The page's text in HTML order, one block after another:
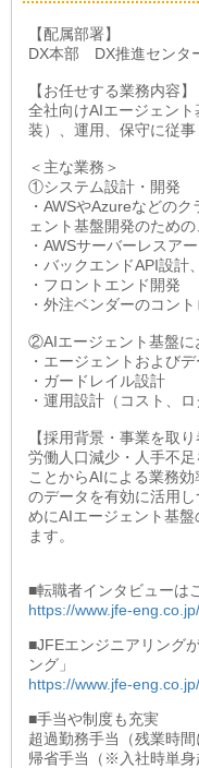
【配属部署】
DX本部 DX推進センタ
【お任せする業務内容】
全社向けAIエージェン
装）、運用、保守に従事
＜主な業務＞
①システム設計・開発
・AWSやAzureなどの
ェント基盤開発のため
・AWSサーバーレスア
・バックエンドAPI設計
・フロントエンド開発
・外注ベンダーのコン
②AIエージェント基盤に
・エージェントおよび
・ガードレイル設計
・運用設計（コスト、ロ
【採用背景・事業を取り
労働人口減少・人手不
ことからAIによる業務
のデータを有効に活用
めにAIエージェント基
ます。
■転職者インタビューは
https://www.jfe-
■JFEエンジニアリング
ング」
https://www.jfe-
■手当や制度も充実
超過勤務手当（残業時間
帰省手当（※入社時単身